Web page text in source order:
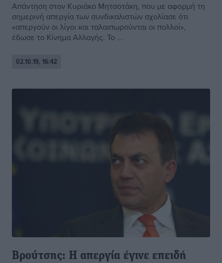
Απάντηση στον Κυριάκο Μητσοτάκη, που με αφορμή τη
σημερινή απεργία των συνδικαλιστών σχολίασε ότι
«απεργούν οι λίγοι και ταλαιπωρούνται οι πολλοί»,
έδωσε το Κίνημα Αλλαγής. Το ...
02.10.19, 16:42
Βρούτσης: Η απεργία έγινε επειδή